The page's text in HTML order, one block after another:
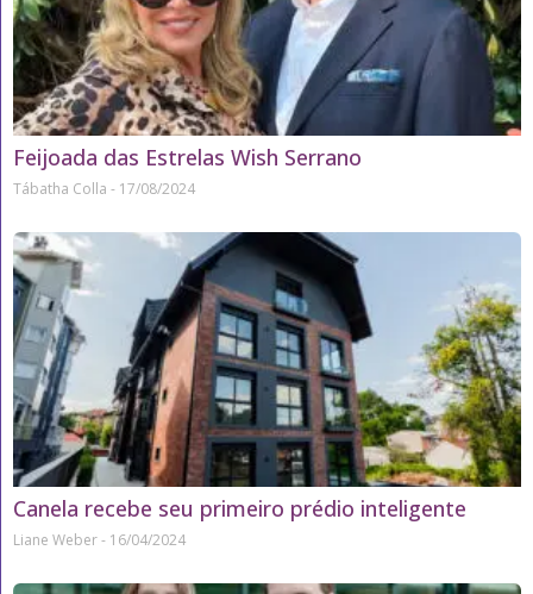
Feijoada das Estrelas Wish Serrano
Tábatha Colla 17/08/2024
Canela recebe seu primeiro prédio inteligente
Liane Weber 16/04/2024